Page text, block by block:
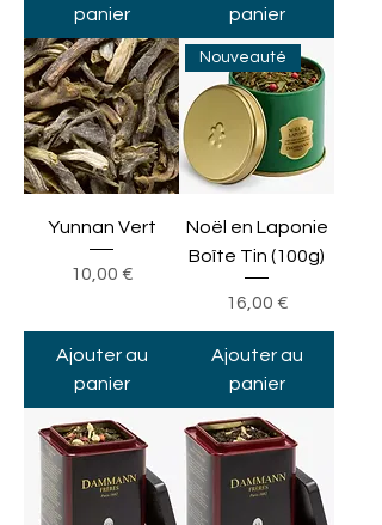
panier
panier
Yunnan Vert
Prix
10,00 €
Ajouter au
panier
Nouveauté
Noël en Laponie
Boîte Tin (100g)
Prix
16,00 €
Ajouter au
panier